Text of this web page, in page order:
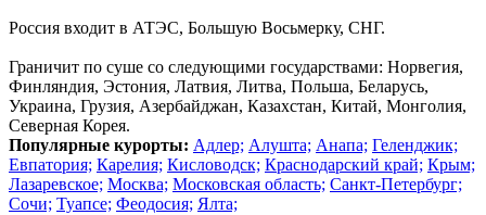
Россия входит в АТЭС, Большую Восьмерку, СНГ.
Граничит по суше со следующими государствами: Норвегия,
Финляндия, Эстония, Латвия, Литва, Польша, Беларусь,
Украина, Грузия, Азербайджан, Казахстан, Китай, Монголия,
Северная Корея.
Популярные курорты: Адлер; Алушта; Анапа; Геленджик;
Евпатория; Карелия; Кисловодск; Краснодарский край; Крым;
Лазаревское; Москва; Московская область; Санкт-Петербург;
Сочи; Туапсе; Феодосия; Ялта;